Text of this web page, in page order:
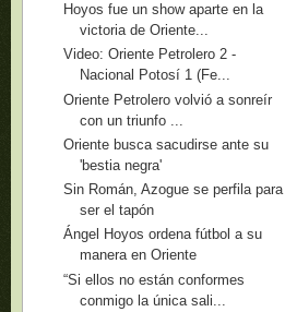
Hoyos fue un show aparte en la
victoria de Oriente...
Video: Oriente Petrolero 2 -
Nacional Potosí 1 (Fe...
Oriente Petrolero volvió a sonreír
con un triunfo ...
Oriente busca sacudirse ante su
'bestia negra'
Sin Román, Azogue se perfila para
ser el tapón
Ángel Hoyos ordena fútbol a su
manera en Oriente
“Si ellos no están conformes
conmigo la única sali...